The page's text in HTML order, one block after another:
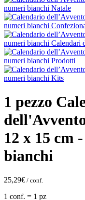
1 pezzo
12 x 15 cm
bianchi
25,29€ / conf.
1 conf. = 1 pz